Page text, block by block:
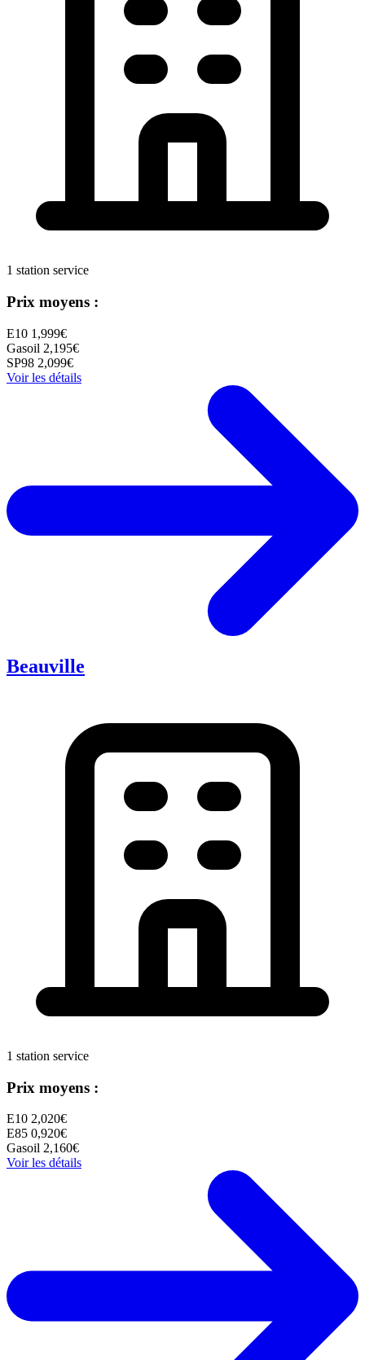
1 station service
Prix moyens :
E10 1,999€
Gasoil 2,195€
SP98 2,099€
Voir les détails
Beauville
1 station service
Prix moyens :
E10 2,020€
E85 0,920€
Gasoil 2,160€
Voir les détails